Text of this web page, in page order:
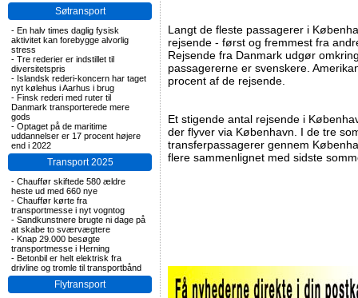
Søtransport
- En halv times daglig fysisk
aktivitet kan forebygge alvorlig
stress
- Tre rederier er indstillet til
diversitetspris
- Islandsk rederi-koncern har taget
nyt kølehus i Aarhus i brug
- Finsk rederi med ruter til
Danmark transporterede mere
gods
- Optaget på de maritime
uddannelser er 17 procent højere
end i 2022
Transport 2025
- Chauffør skiftede 580 ældre
heste ud med 660 nye
- Chauffør kørte fra
transportmesse i nyt vogntog
- Sandkunstnere brugte ni dage på
at skabe to sværvægtere
- Knap 29.000 besøgte
transportmesse i Herning
- Betonbil er helt elektrisk fra
drivline og tromle til transportbånd
Flytransport
Langt de fleste passagerer i
rejsende - først og fremmest fra
Rejsende fra Danmark udgør
passagererne er svenskere.
procent af de rejsende.
Et stigende antal rejsende i
der flyver via København. I de tre
transferpassagerer gennem
flere sammenlignet med sidste